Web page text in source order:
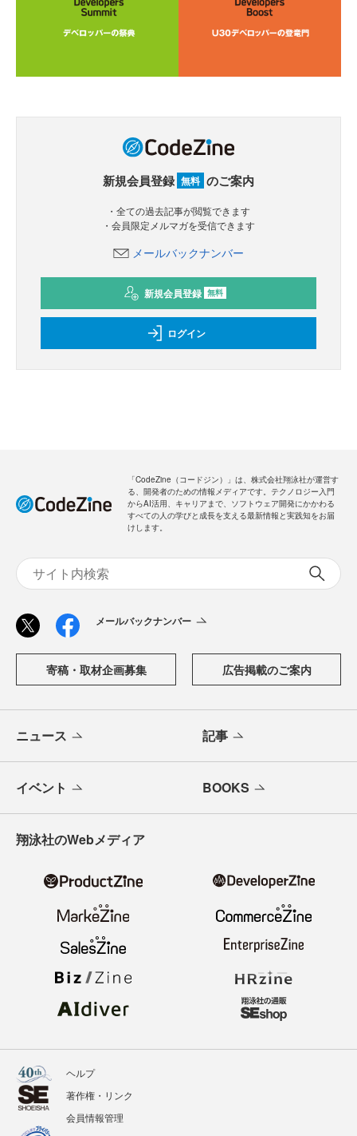
新規会員登録 無料 のご案内
・全ての過去記事が閲覧できます
・会員限定メルマガを受信できます
メールバックナンバー
新規会員登録 無料
ログイン
「CodeZine（コードジン）」は、株式会社翔泳社が運営す
る、開発者のための情報メディアです。テクノロジー入門
からAI活用、キャリアまで、ソフトウェア開発にかかわる
すべての人の学びと成長を支える最新情報と実践知をお届
けします。
メールバックナンバー
寄稿・取材企画募集 広告掲載のご案内
ニュース 記事
イベント BOOKS
翔泳社のWebメディア
ヘルプ
著作権・リンク
会員情報管理